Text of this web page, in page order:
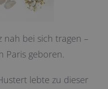
nah bei sich tragen –
Paris geboren.
lebte zu dieser